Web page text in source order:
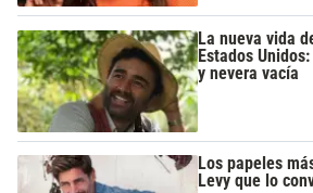
La nueva vida
Estados
y nevera vacía
Los papeles
Levy que lo